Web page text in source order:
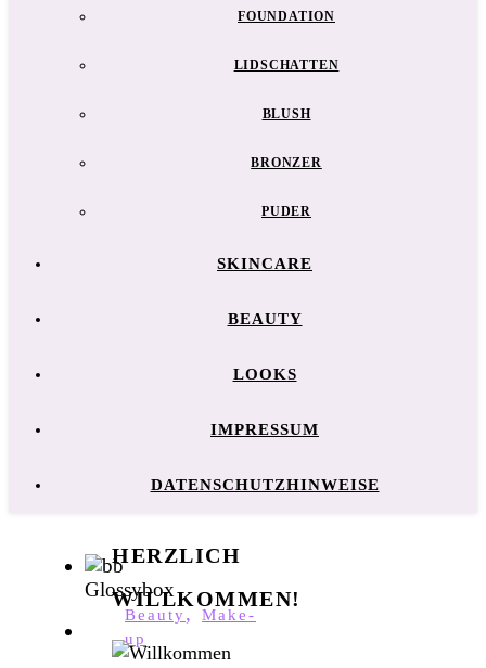
FOUNDATION
LIDSCHATTEN
BLUSH
BRONZER
PUDER
SKINCARE
BEAUTY
LOOKS
IMPRESSUM
DATENSCHUTZHINWEISE
Beauty,Make-
up
HERZLICH
WILLKOMMEN!